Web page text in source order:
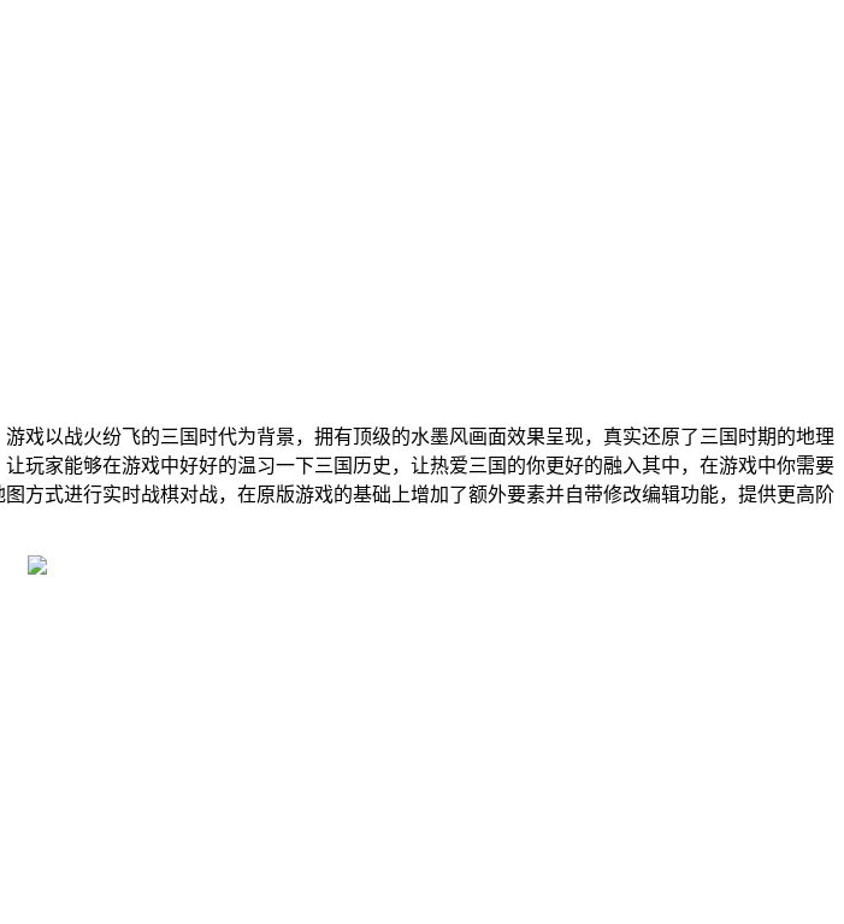
戏以战火纷飞的三国时代为背景，拥有顶级的水墨风画面效果呈现，真实还原了三国时期的地理
玩家能够在游戏中好好的温习一下三国历史，让热爱三国的你更好的融入其中，在游戏中你需要
方式进行实时战棋对战，在原版游戏的基础上增加了额外要素并自带修改编辑功能，提供更高阶